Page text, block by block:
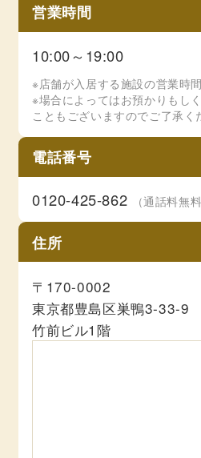
営業時間
10:00～19:00
※店舗が入居する施設の営業時間
※場合によってはお預かりもし
こともございますのでご了承く
電話番号
0120-425-862 （通話料無料
住所
〒170-0002
東京都豊島区巣鴨3-33-9
竹前ビル1階